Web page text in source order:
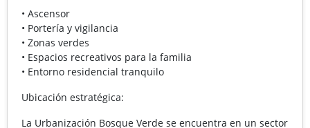
• Ascensor
• Portería y vigilancia
• Zonas verdes
• Espacios recreativos para la familia
• Entorno residencial tranquilo
Ubicación estratégica:
La Urbanización Bosque Verde se encuentra en un sector